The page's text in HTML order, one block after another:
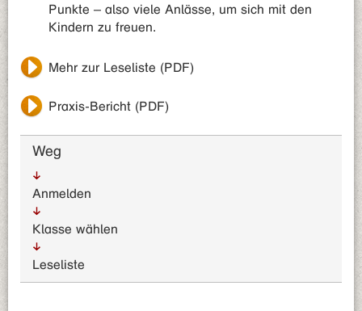
Punkte – also viele Anlässe, um sich mit den
Kindern zu freuen.
Mehr zur Leseliste (PDF)
Praxis-Bericht (PDF)
Weg
Anmelden
Klasse wählen
Leseliste